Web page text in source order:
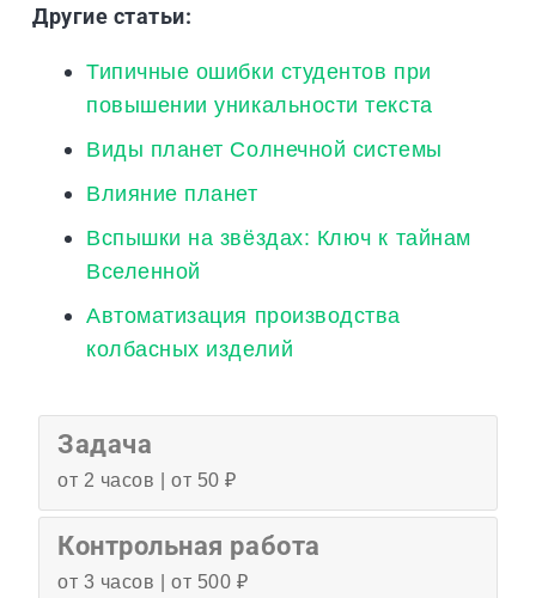
Другие статьи:
Типичные ошибки студентов при
повышении уникальности текста
Виды планет Солнечной системы
Влияние планет
Вспышки на звёздах: Ключ к тайнам
Вселенной
Автоматизация производства
колбасных изделий
Задача
от 2 часов | от 50 ₽
Контрольная работа
от 3 часов | от 500 ₽